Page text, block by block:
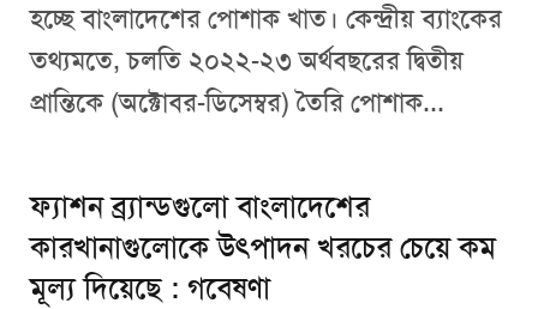
হচ্ছে বাংলাদেশের পোশাক খাত। কেন্দ্রীয় ব্যাংকের
তথ্যমতে, চলতি ২০২২-২৩ অর্থবছরের দ্বিতীয়
প্রান্তিকে (অক্টোবর-ডিসেম্বর) তৈরি পোশাক...
ফ্যাশন ব্র্যান্ডগুলো বাংলাদেশের
কারখানাগুলোকে উৎপাদন খরচের চেয়ে কম
মূল্য দিয়েছে : গবেষণা